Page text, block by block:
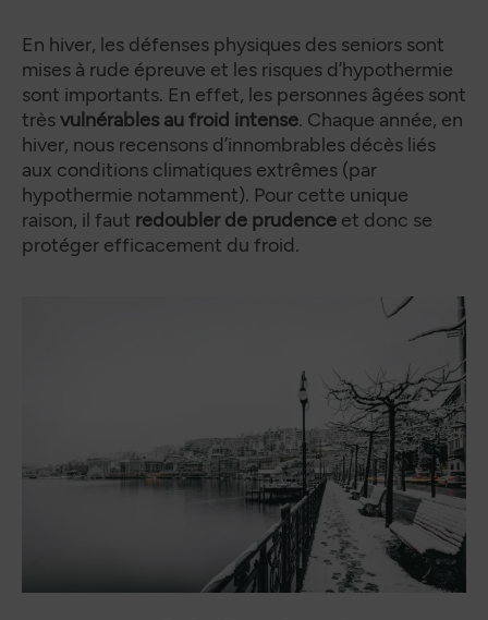
En hiver, les défenses physiques des seniors sont
mises à rude épreuve et les risques d’hypothermie
sont importants. En effet, les personnes âgées sont
trèsvulnérables au froid intense. Chaque année, en
hiver, nous recensons d’innombrables décès liés
aux conditions climatiques extrêmes (par
hypothermie notamment). Pour cette unique
raison, il faut redoubler de prudence et donc se
protéger efficacement du froid.